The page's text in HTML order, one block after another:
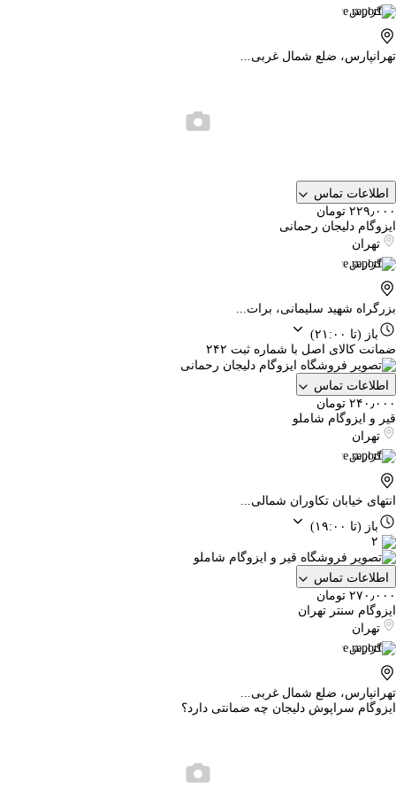
گزارش
تهرانپارس، ضلع شمال غربی...
اطلاعات تماس
۲۲۹٫۰۰۰ تومان
ایزوگام دلیجان رحمانی
تهران
گزارش
بزرگراه شهید سلیمانی، برات...
باز (تا ۲۱:۰۰)
ضمانت کالای اصل با شماره ثبت ۲۴۲
اطلاعات تماس
۲۴۰٫۰۰۰ تومان
قیر و ایزوگام شاملو
تهران
گزارش
انتهای خیابان تکاوران شمالی...
باز (تا ۱۹:۰۰)
۲
اطلاعات تماس
۲۷۰٫۰۰۰ تومان
ایزوگام سنتر تهران
تهران
گزارش
تهرانپارس، ضلع شمال غربی...
ایزوگام سراپوش دلیجان چه ضمانتی دارد؟